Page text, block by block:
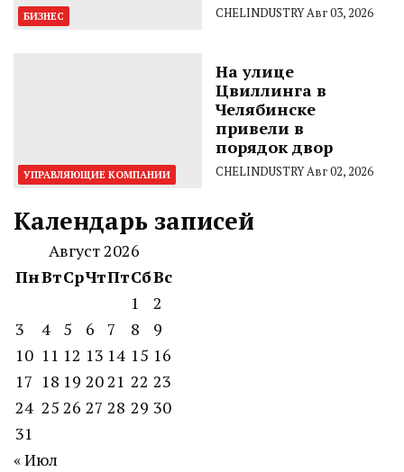
БИЗНЕС CHELINDUSTRYАвг 03, 2026
УПРАВЛЯЮЩИЕ КОМПАНИИ
На улице
Цвиллинга в
Челябинске
привели в
порядок двор
CHELINDUSTRYАвг 02, 2026
Календарь записей
Август 2026
ПнВтСрЧтПтСбВс
1
2
3
4 5 6 7 8
9
10 11 12 13 14 15 16
17 18 19 2021 22 23
24 25 26 27 28 29 30
31
« Июл